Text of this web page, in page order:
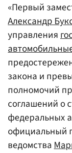
«Первый
Александр
управления
закона и
полномочий
соглашений о
федеральных
официальный
ведомства